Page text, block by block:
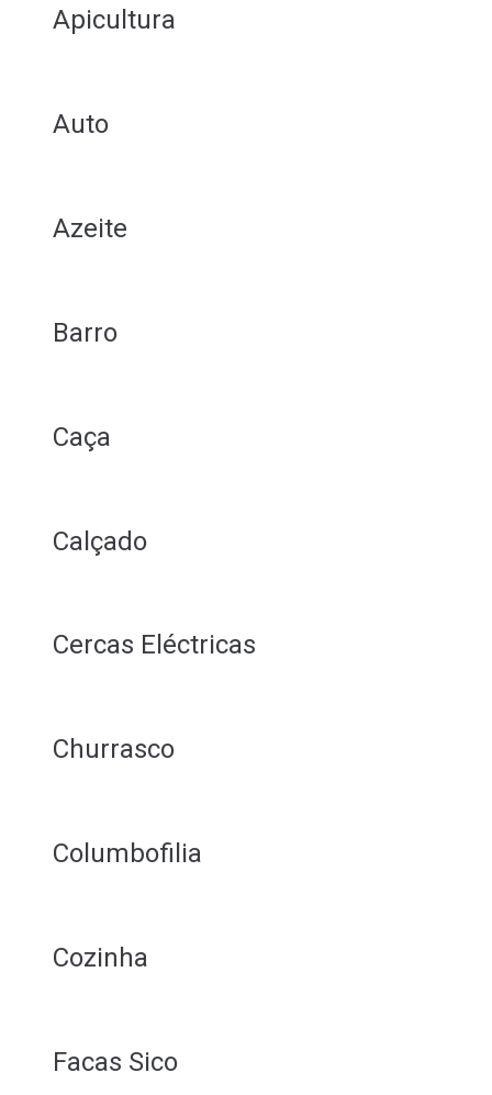
Apicultura
Auto
Azeite
Barro
Caça
Calçado
Cercas Eléctricas
Churrasco
Columbofilia
Cozinha
Facas Sico